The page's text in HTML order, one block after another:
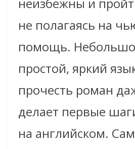
неизбежны и
не полагаясь на
помощь.
простой, яркий
прочесть роман
делает первые
на английском.